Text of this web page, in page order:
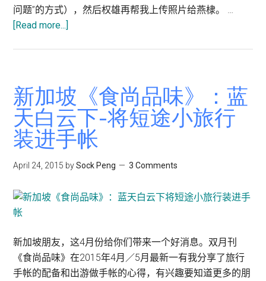
问题”的方式），然后权雄再帮我上传照片给燕棣。 …
[Read more...]
报》
副
刊
周
专
网
界
人
人
新加坡《食尚品味》：蓝
天白云下-将短途小旅行
装进手帐
April 24, 2015 bySock Peng 3 Comments
新加坡朋友，这4月份给你们带来一个好消息。双月刊
《食尚品味》在2015年4月／5月最新一有我分享了旅行
手帐的配备和出游做手帐的心得，有兴趣要知道更多的朋